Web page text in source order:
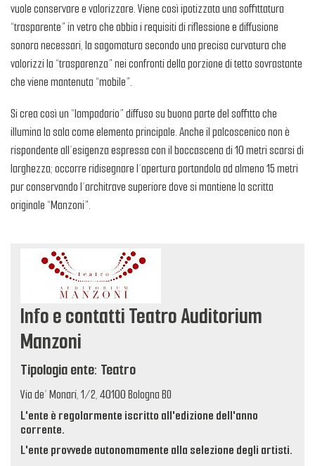
vuole conservare e valorizzare. Viene così ipotizzata una soffittatura
“trasparente” in vetro che abbia i requisiti di riflessione e diffusione
sonora necessari, la sagomatura secondo una precisa curvatura che
valorizzi la “trasparenza” nei confronti della porzione di tetto sovrastante
che viene mantenuta “mobile”.
Si crea così un “lampadario” diffuso su buona parte del soffitto che
illumina la sala come elemento principale. Anche il palcoscenico non è
rispondente all’esigenza espressa con il boccascena di 10 metri scarsi di
larghezza; occorre ridisegnare l’apertura portandola ad almeno 15 metri
pur conservando l’architrave superiore dove si mantiene la scritta
originale “Manzoni”.
Info e contatti Teatro Auditorium
Manzoni
Tipologia ente: Teatro
Via de’ Monari, 1/2, 40100 Bologna BO
L'ente è regolarmente iscritto all'edizione dell'anno
corrente.
L'ente provvede autonomamente alla selezione degli artisti.